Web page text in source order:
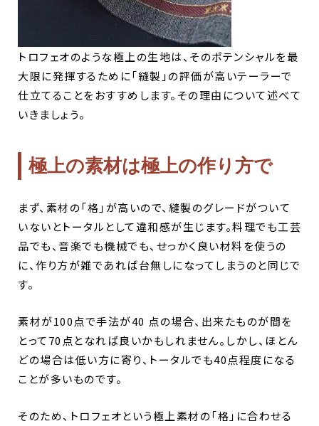
トロフェオのような極上の生地は、そのポテンシャルを最
大限に発揮するために「縫製」の評価が高いテーラーで
仕立てることをおすすめします。その理由について述べて
いきましょう。
極上の素材は極上の作り方で
まず、素材の「格」が高いので、縫製のグレードがついて
いないとトータルとして違和感が生じます。料理でも工芸
品でも、音楽でも機械でも、せっかく良い材料を使うの
に、作り方が雑であれば台無しになってしまうのと同じで
す。
素材が100点で手法が40 点の場合、出来たものが間を
とって70点となれば良いかもしれません。しかし、ほとん
どの場合は低い方に寄り、トータルでも40点程度になる
ことが多いものです。
そのため、トロフェオという極上素材の「格」に合わせる